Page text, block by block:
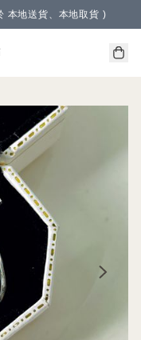
本地送貨、本地取貨 )